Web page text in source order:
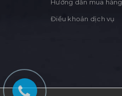
Hướng dẫn mua hàng
Điều khoản dịch vụ